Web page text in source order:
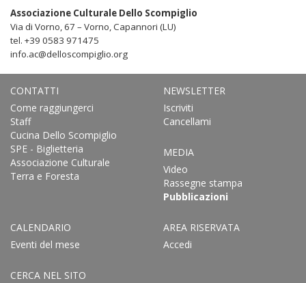
Associazione Culturale Dello Scompiglio
Via di Vorno, 67 – Vorno, Capannori (LU)
tel. +39 0583 971475
info.ac@delloscompiglio.org
CONTATTI
Come raggiungerci
Staff
Cucina Dello Scompiglio
SPE - Biglietteria
Associazione Culturale
Terra e Foresta
NEWSLETTER
Iscriviti
Cancellami
MEDIA
Video
Rassegne stampa
Pubblicazioni
CALENDARIO
Eventi del mese
AREA RISERVATA
Accedi
CERCA NEL SITO